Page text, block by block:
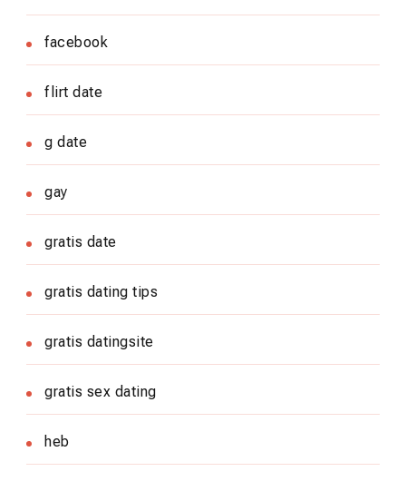
facebook
flirt date
g date
gay
gratis date
gratis dating tips
gratis datingsite
gratis sex dating
heb